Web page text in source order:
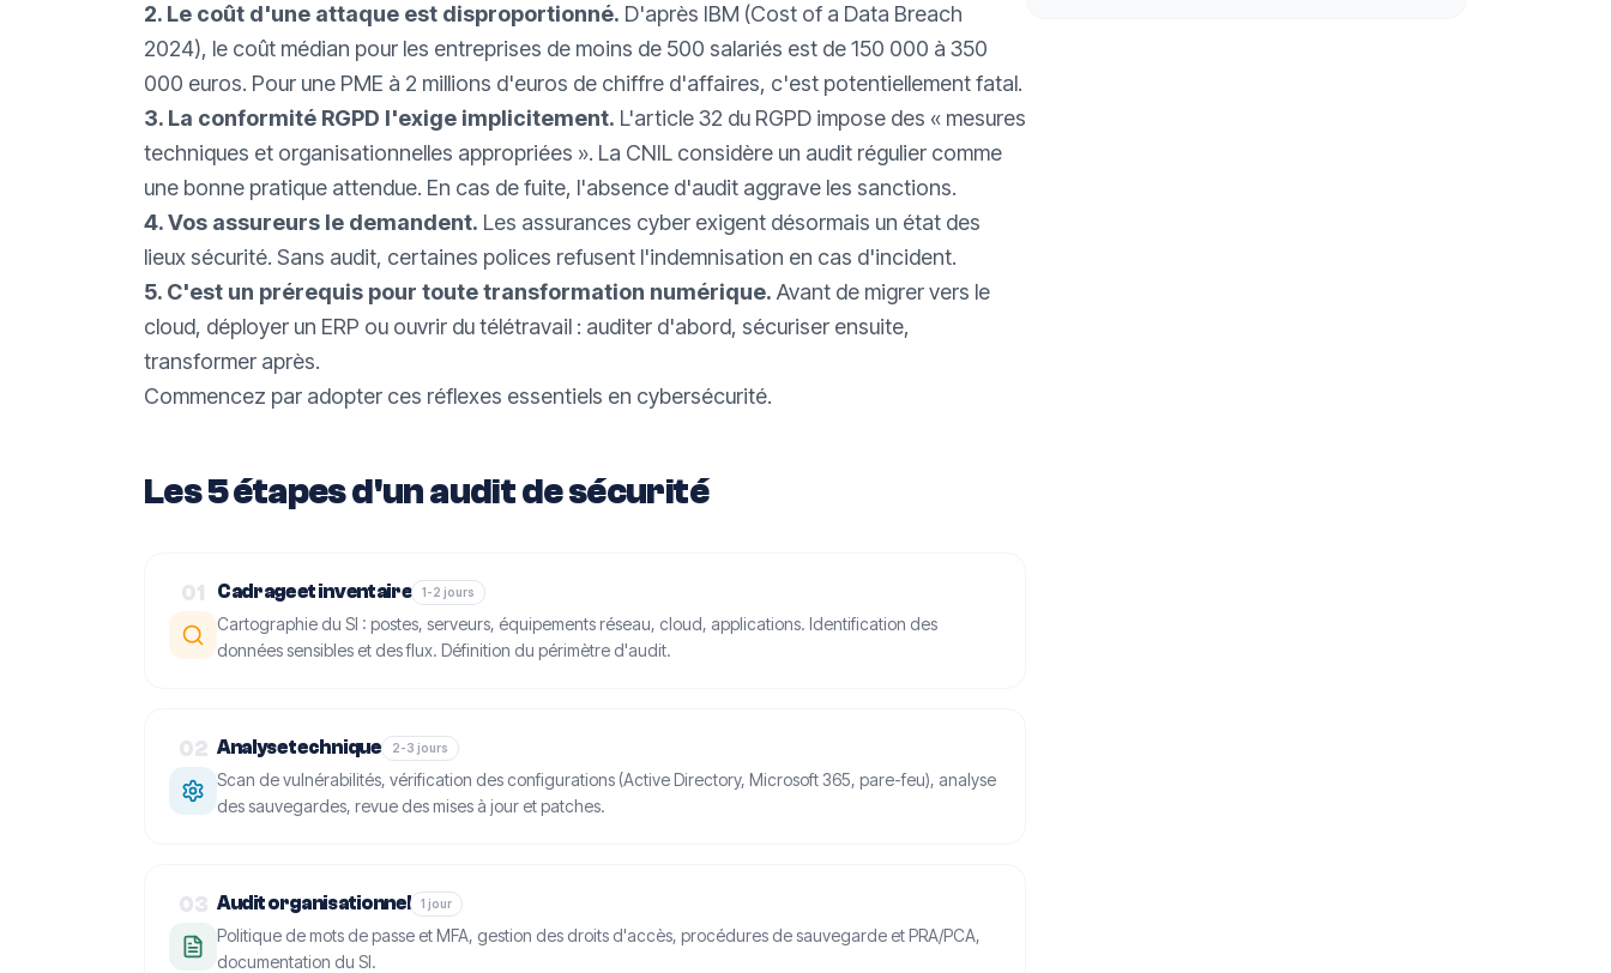
2. Le coût d'une attaque est disproportionné. D'après IBM (Cost of a Data Breach
2024), le coût médian pour les entreprises de moins de 500 salariés est de 150 000 à 350
000 euros. Pour une PME à 2 millions d'euros de chiffre d'affaires, c'est potentiellement fatal.
3. La conformité RGPD l'exige implicitement. L'article 32 du RGPD impose des « mesures
techniques et organisationnelles appropriées ». La CNIL considère un audit régulier comme
une bonne pratique attendue. En cas de fuite, l'absence d'audit aggrave les sanctions.
4. Vos assureurs le demandent. Les assurances cyber exigent désormais un état des
lieux sécurité. Sans audit, certaines polices refusent l'indemnisation en cas d'incident.
5. C'est un prérequis pour toute transformation numérique. Avant de migrer vers le
cloud, déployer un ERP ou ouvrir du télétravail : auditer d'abord, sécuriser ensuite,
transformer après.
Commencez par adopter ces réflexes essentiels en cybersécurité.
Les 5 étapes d'un audit de sécurité
01 Cadrage et inventaire 1-2 jours
Cartographie du SI : postes, serveurs, équipements réseau, cloud, applications. Identification des
données sensibles et des flux. Définition du périmètre d'audit.
02 Analyse technique 2-3 jours
Scan de vulnérabilités, vérification des configurations (Active Directory, Microsoft 365, pare-feu), analyse
des sauvegardes, revue des mises à jour et patches.
03 Audit organisationnel 1 jour
Politique de mots de passe et MFA, gestion des droits d'accès, procédures de sauvegarde et PRA/PCA,
documentation du SI.